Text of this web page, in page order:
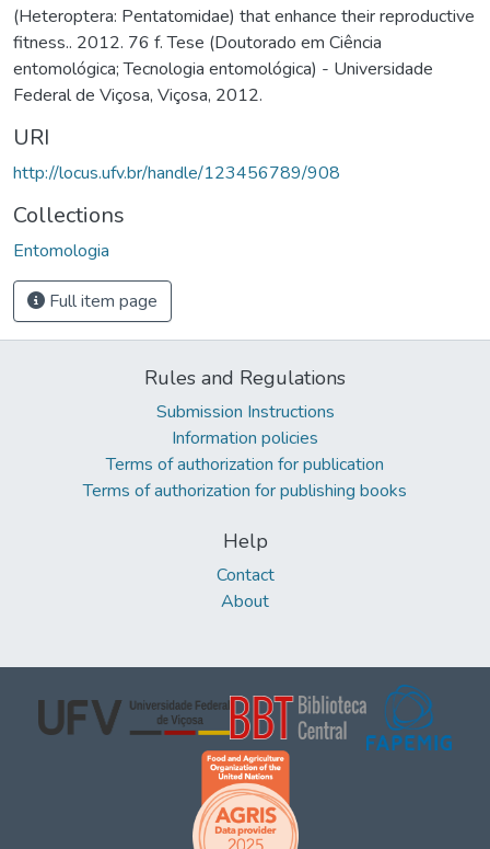
(Heteroptera: Pentatomidae) that enhance their reproductive
fitness.. 2012. 76 f. Tese (Doutorado em Ciência
entomológica; Tecnologia entomológica) - Universidade
Federal de Viçosa, Viçosa, 2012.
URI
http://locus.ufv.br/handle/123456789/908
Collections
Entomologia
Full item page
Rules and Regulations
Submission Instructions
Information policies
Terms of authorization for publication
Terms of authorization for publishing books
Help
Contact
About